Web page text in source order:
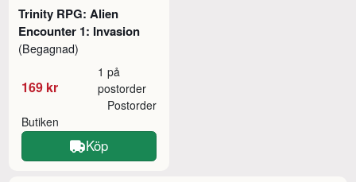
Trinity RPG: Alien
Encounter 1: Invasion
(Begagnad)
169 kr
1 på
postorder
Butiken
Postorder
Köp